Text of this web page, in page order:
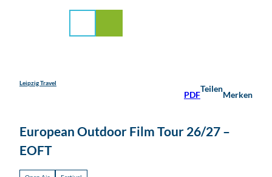
Leipzig Travel
PDF
Teilen
Merken
European Outdoor Film Tour 26/27 –
EOFT